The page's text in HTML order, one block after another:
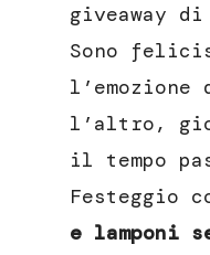
giveaway
Sono
l’altro,
il tempo
Festeggio
e lamponi